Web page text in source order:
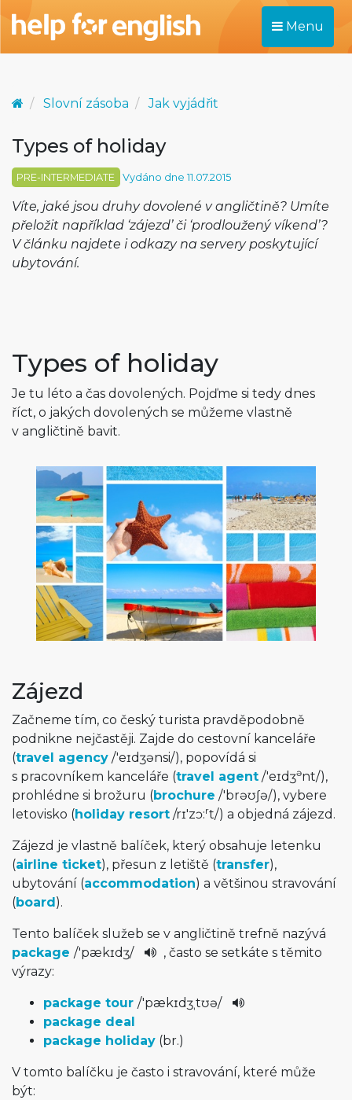
Menu
Slovní zásoba Jak vyjádřit
Types of holiday
PRE-INTERMEDIATE Vydáno dne 11.07.2015
Víte, jaké jsou druhy dovolené v angličtině? Umíte
přeložit například ‘zájezd’ či ‘prodloužený víkend’?
V článku najdete i odkazy na servery poskytující
ubytování.
Types of holiday
Je tu léto a čas dovolených. Pojďme si tedy dnes
říct, o jakých dovolených se můžeme vlastně
v angličtině bavit.
Zájezd
Začneme tím, co český turista pravděpodobně
podnikne nejčastěji. Zajde do cestovní kanceláře
(travel agency /'eɪdʒənsi/), popovídá si
s pracovníkem kanceláře (travel agent /'eɪdʒənt/),
prohlédne si brožuru (brochure /'brəʊʃə/), vybere
letovisko (holiday resort /rɪ'zɔ:rt/) a objedná zájezd.
Zájezd je vlastně balíček, který obsahuje letenku
(airline ticket), přesun z letiště (transfer),
ubytování (accommodation) a většinou stravování
(board ).
Tento balíček služeb se v angličtině trefně nazývá
package /'pækɪdʒ/
, často se setkáte s těmito
výrazy:
package tour /'pækɪdʒˌtʊ­ə/
package deal
package holiday (br.)
V tomto balíčku je často i stravování, které může
být: